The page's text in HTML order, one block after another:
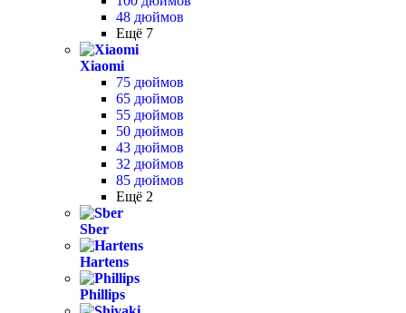
48 дюймов
Ещё 7
Xiaomi
75 дюймов
65 дюймов
55 дюймов
50 дюймов
43 дюймов
32 дюймов
85 дюймов
Ещё 2
Sber
Hartens
Phillips